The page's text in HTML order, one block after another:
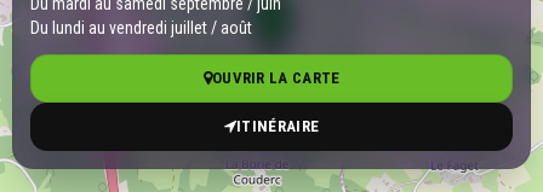
Du lundi au vendredi juillet / août
OUVRIR LA CARTE
ITINÉRAIRE